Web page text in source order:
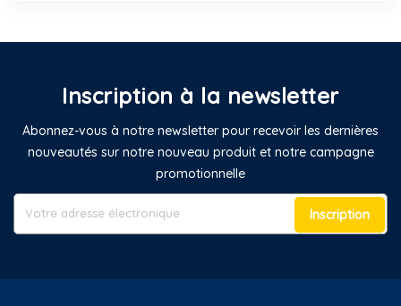
Inscription à la newsletter
Abonnez-vous à notre newsletter pour recevoir les dernières
nouveautés sur notre nouveau produit et notre campagne
promotionnelle
Inscription